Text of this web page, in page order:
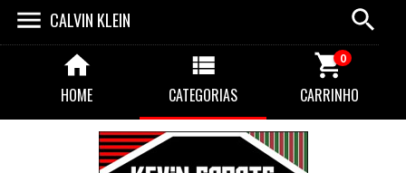
CALVIN KLEIN
HOME CATEGORIAS CARRINHO
0